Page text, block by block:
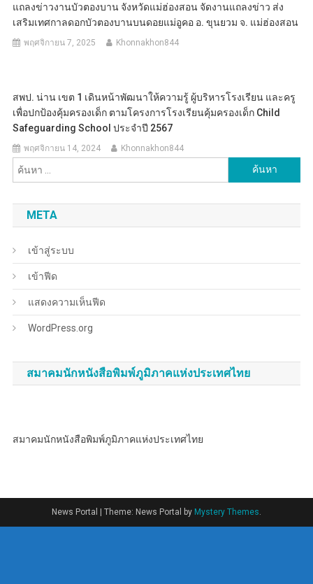
แถลงข่าวงานบัวตองบาน จังหวัดแม่ฮ่องสอน จัดงานแถลงข่าว ส่ง
เสริมเทศกาลดอกบัวตองบานบนดอยแม่อูคอ อ. ขุนยวม จ. แม่ฮ่องสอน
พฤศจิกายน 7, 2025 Khonnakhon844
สพป. น่าน เขต 1 เดินหน้าพัฒนาให้ความรู้ ผู้บริหารโรงเรียน และครู
เพื่อปกป้องคุ้มครองเด็ก ตามโครงการโรงเรียนคุ้มครองเด็ก Child
Safeguarding School ประจำปี 2567
พฤศจิกายน 14, 2024 Khonnakhon844
สำหรับ:
META
เข้าสู่ระบบ
เข้าฟีด
แสดงความเห็นฟีด
WordPress.org
สมาคมนักหนังสือพิมพ์ภูมิภาคแห่งประเทศไทย
สมาคมนักหนังสือพิมพ์ภูมิภาคแห่งประเทศไทย
News Portal | Theme: News Portal by Mystery Themes.